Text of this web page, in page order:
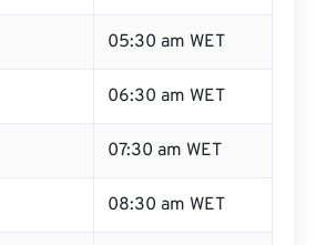
05:30 am WET
06:30 am WET
07:30 am WET
08:30 am WET